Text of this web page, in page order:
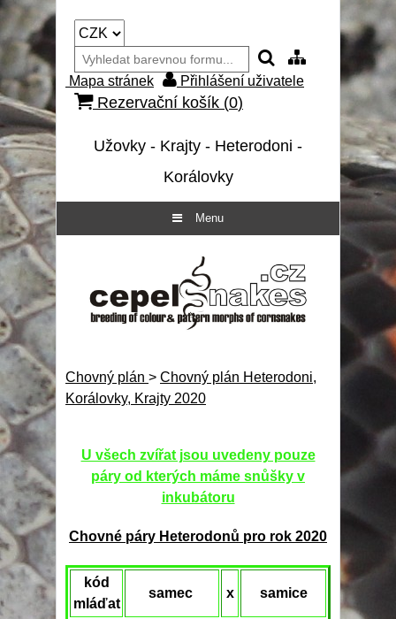
Mapa stránek Přihlášení uživatele
Rezervační košík (0)
Užovky - Krajty - Heterodoni -
Korálovky
Menu
Chovný plán > Chovný plán Heterodoni,
Korálovky, Krajty 2020
U všech zvířat jsou uvedeny pouze
páry od kterých máme snůšky v
inkubátoru
Chovné páry Heterodonů pro rok 2020
kód
mláďat
samec x samice